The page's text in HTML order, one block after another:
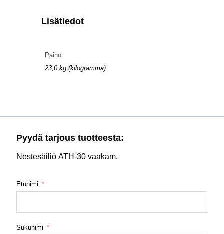
Lisätiedot
Paino
23,0 kg (kilogramma)
Pyydä tarjous tuotteesta:
Nestesäiliö ATH-30 vaakam.
Etunimi
Sukunimi